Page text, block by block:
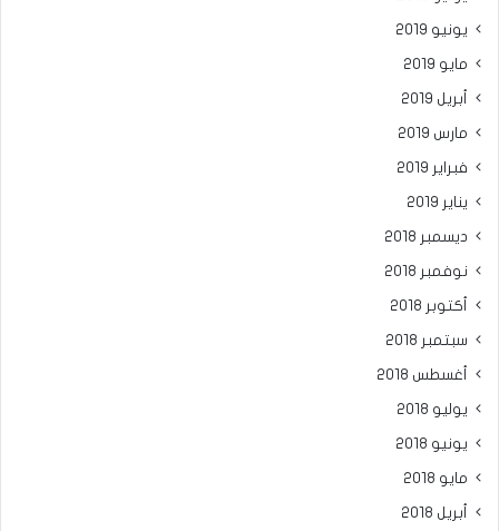
يونيو 2019
مايو 2019
أبريل 2019
مارس 2019
فبراير 2019
يناير 2019
ديسمبر 2018
نوفمبر 2018
أكتوبر 2018
سبتمبر 2018
أغسطس 2018
يوليو 2018
يونيو 2018
مايو 2018
أبريل 2018